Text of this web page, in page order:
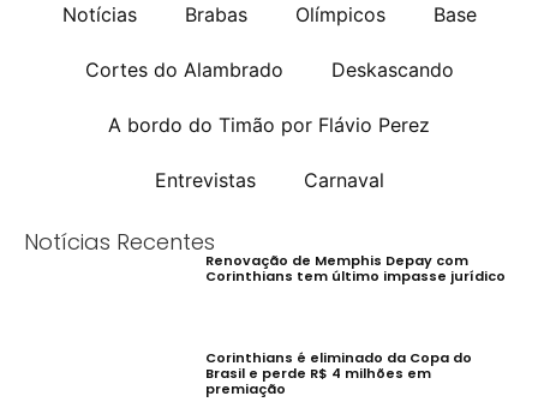
Notícias Brabas Olímpicos Base
Cortes do Alambrado Deskascando
A bordo do Timão por Flávio Perez
Entrevistas Carnaval
Notícias Recentes
Renovação de Memphis Depay com
Corinthians tem último impasse jurídico
Corinthians é eliminado da Copa do
Brasil e perde R$ 4 milhões em
premiação